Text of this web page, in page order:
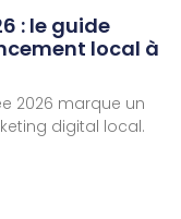
: le guide
local à
2026 marque un
digital local.